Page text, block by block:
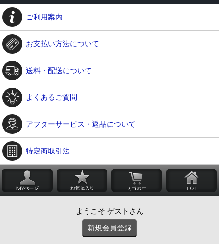
ご利用案内
お支払い方法について
送料・配送について
よくあるご質問
アフターサービス・返品について
特定商取引法
ようこそ ゲストさん
新規会員登録